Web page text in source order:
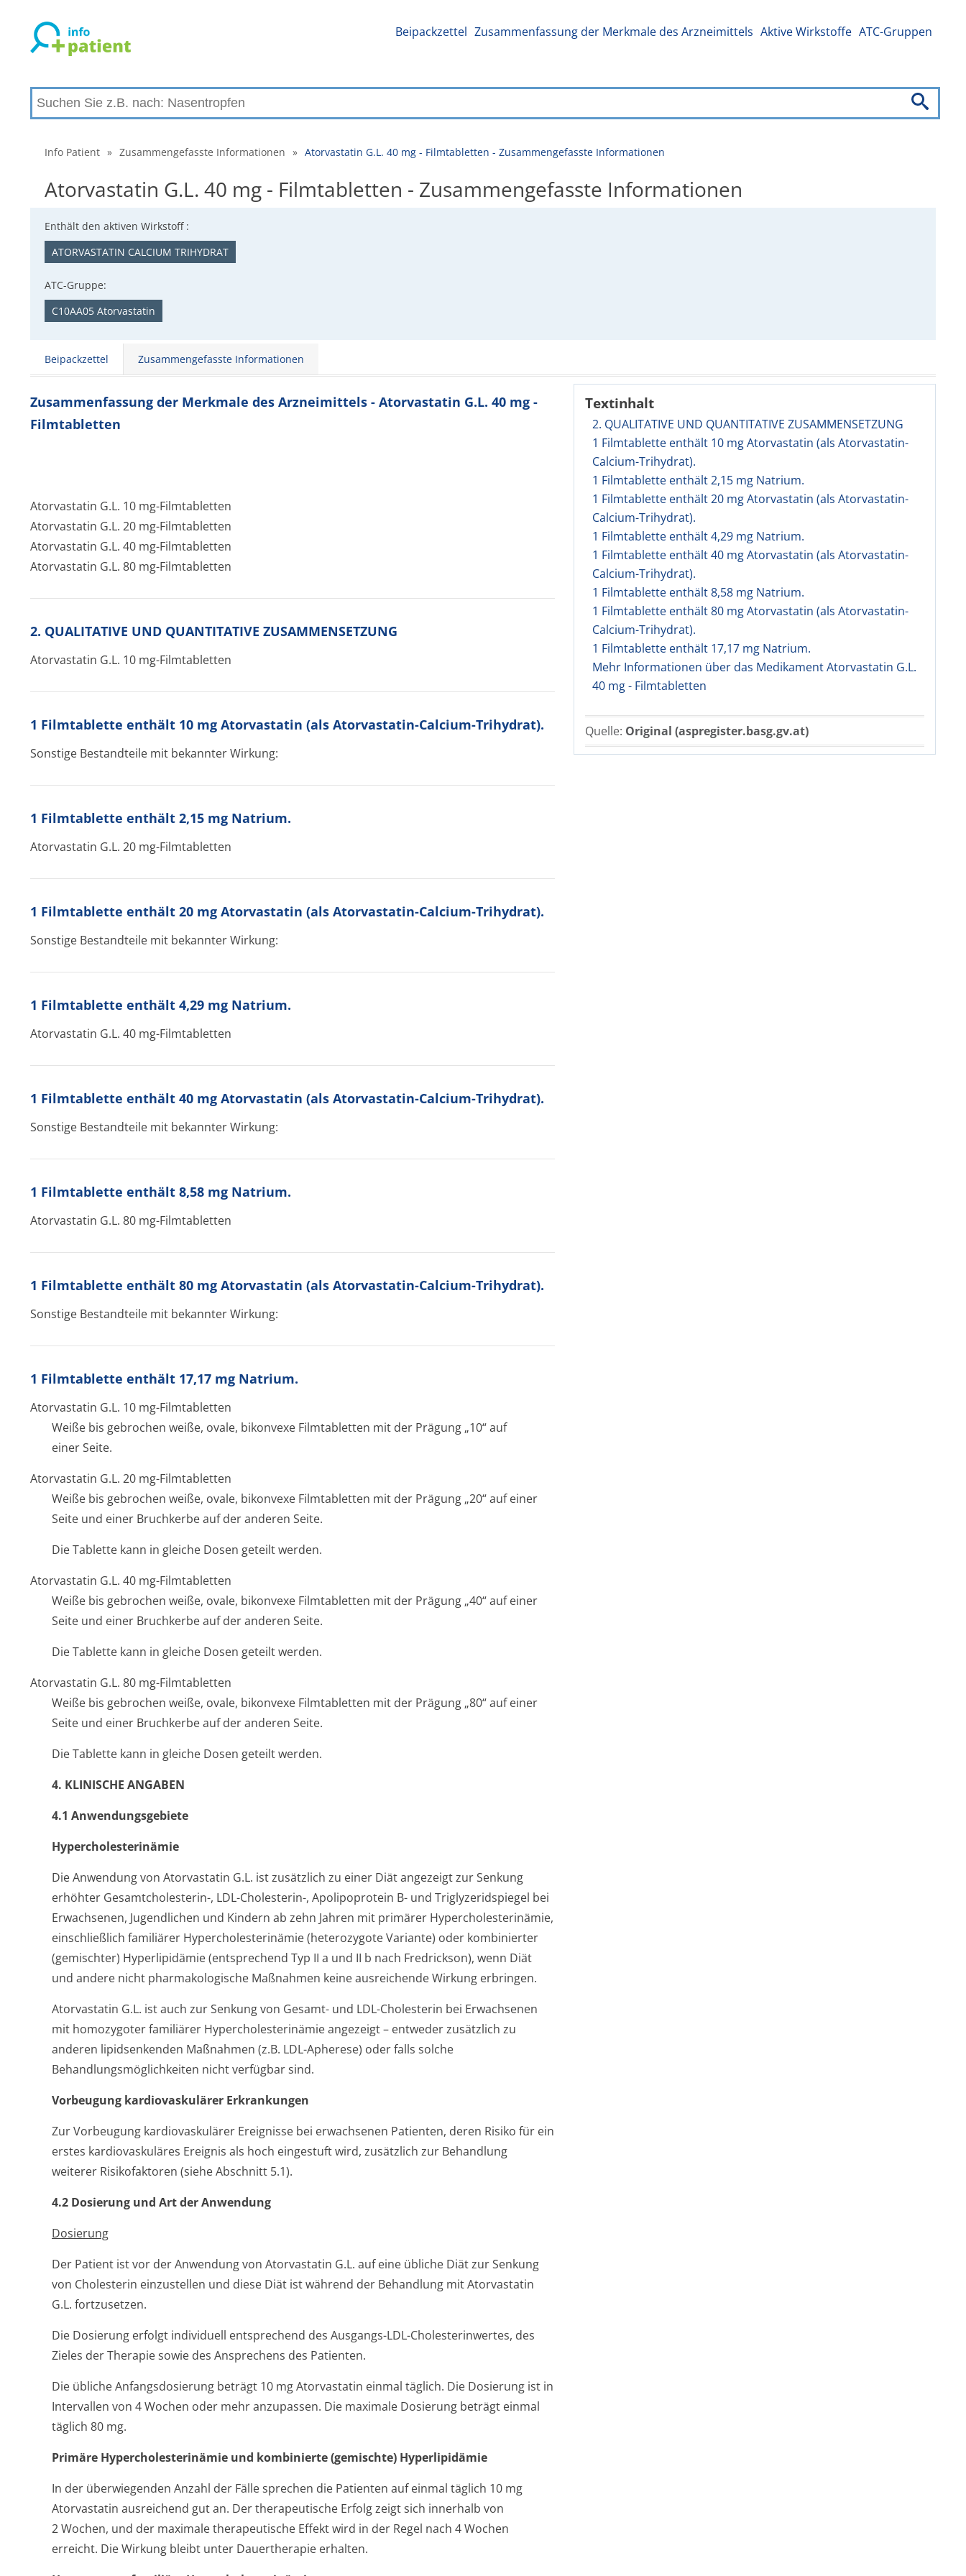
Beipackzettel Zusammenfassung der Merkmale des Arzneimittels Aktive Wirkstoffe ATC-Gruppen
Info Patient » Zusammengefasste Informationen » Atorvastatin G.L. 40 mg - Filmtabletten - Zusammengefasste Informationen
Atorvastatin G.L. 40 mg - Filmtabletten - Zusammengefasste Informationen
Enthält den aktiven Wirkstoff :
ATORVASTATIN CALCIUM TRIHYDRAT
ATC-Gruppe:
C10AA05 Atorvastatin
Beipackzettel Zusammengefasste Informationen
Textinhalt
2. QUALITATIVE UND QUANTITATIVE ZUSAMMENSETZUNG
1 Filmtablette enthält 10 mg Atorvastatin (als Atorvastatin-
Calcium-Trihydrat).
1 Filmtablette enthält 2,15 mg Natrium.
1 Filmtablette enthält 20 mg Atorvastatin (als Atorvastatin-
Calcium-Trihydrat).
1 Filmtablette enthält 4,29 mg Natrium.
1 Filmtablette enthält 40 mg Atorvastatin (als Atorvastatin-
Calcium-Trihydrat).
1 Filmtablette enthält 8,58 mg Natrium.
1 Filmtablette enthält 80 mg Atorvastatin (als Atorvastatin-
Calcium-Trihydrat).
1 Filmtablette enthält 17,17 mg Natrium.
Mehr Informationen über das Medikament Atorvastatin G.L.
40 mg - Filmtabletten
Quelle: Original (aspregister.basg.gv.at)
Zusammenfassung der Merkmale des Arzneimittels - Atorvastatin G.L. 40 mg -
Filmtabletten
Atorvastatin G.L. 10 mg-Filmtabletten
Atorvastatin G.L. 20 mg-Filmtabletten
Atorvastatin G.L. 40 mg-Filmtabletten
Atorvastatin G.L. 80 mg-Filmtabletten
2. QUALITATIVE UND QUANTITATIVE ZUSAMMENSETZUNG
Atorvastatin G.L. 10 mg-Filmtabletten
1 Filmtablette enthält 10 mg Atorvastatin (als Atorvastatin-Calcium-Trihydrat).
Sonstige Bestandteile mit bekannter Wirkung:
1 Filmtablette enthält 2,15 mg Natrium.
Atorvastatin G.L. 20 mg-Filmtabletten
1 Filmtablette enthält 20 mg Atorvastatin (als Atorvastatin-Calcium-Trihydrat).
Sonstige Bestandteile mit bekannter Wirkung:
1 Filmtablette enthält 4,29 mg Natrium.
Atorvastatin G.L. 40 mg-Filmtabletten
1 Filmtablette enthält 40 mg Atorvastatin (als Atorvastatin-Calcium-Trihydrat).
Sonstige Bestandteile mit bekannter Wirkung:
1 Filmtablette enthält 8,58 mg Natrium.
Atorvastatin G.L. 80 mg-Filmtabletten
1 Filmtablette enthält 80 mg Atorvastatin (als Atorvastatin-Calcium-Trihydrat).
Sonstige Bestandteile mit bekannter Wirkung:
1 Filmtablette enthält 17,17 mg Natrium.
Atorvastatin G.L. 10 mg-Filmtabletten
Weiße bis gebrochen weiße, ovale, bikonvexe Filmtabletten mit der Prägung „10“ auf
einer Seite.
Atorvastatin G.L. 20 mg-Filmtabletten
Weiße bis gebrochen weiße, ovale, bikonvexe Filmtabletten mit der Prägung „20“ auf einer
Seite und einer Bruchkerbe auf der anderen Seite.
Die Tablette kann in gleiche Dosen geteilt werden.
Atorvastatin G.L. 40 mg-Filmtabletten
Weiße bis gebrochen weiße, ovale, bikonvexe Filmtabletten mit der Prägung „40“ auf einer
Seite und einer Bruchkerbe auf der anderen Seite.
Die Tablette kann in gleiche Dosen geteilt werden.
Atorvastatin G.L. 80 mg-Filmtabletten
Weiße bis gebrochen weiße, ovale, bikonvexe Filmtabletten mit der Prägung „80“ auf einer
Seite und einer Bruchkerbe auf der anderen Seite.
Die Tablette kann in gleiche Dosen geteilt werden.
4. KLINISCHE ANGABEN
4.1 Anwendungsge­biete
Hypercholeste­rinämie
Die Anwendung von Atorvastatin G.L. ist zusätzlich zu einer Diät angezeigt zur Senkung
erhöhter Gesamtcholesterin-, LDL-Cholesterin-, Apolipoprotein B- und Triglyzeridspiegel bei
Erwachsenen, Jugendlichen und Kindern ab zehn Jahren mit primärer Hypercholeste­rinämie,
einschließlich familiärer Hypercholeste­rinämie (heterozygote Variante) oder kombinierter
(gemischter) Hyperlipidämie (entsprechend Typ II a und II b nach Fredrickson), wenn Diät
und andere nicht pharmakologische Maßnahmen keine ausreichende Wirkung erbringen.
Atorvastatin G.L. ist auch zur Senkung von Gesamt- und LDL-Cholesterin bei Erwachsenen
mit homozygoter familiärer Hypercholeste­rinämie angezeigt – entweder zusätzlich zu
anderen lipidsenkenden Maßnahmen (z.B. LDL-Apherese) oder falls solche
Behandlungsmöglichke­iten nicht verfügbar sind.
Vorbeugung kardiovaskulärer Erkrankungen
Zur Vorbeugung kardiovaskulärer Ereignisse bei erwachsenen Patienten, deren Risiko für ein
erstes kardiovaskuläres Ereignis als hoch eingestuft wird, zusätzlich zur Behandlung
weiterer Risikofaktoren (siehe Abschnitt 5.1).
4.2 Dosierung und Art der Anwendung
Dosierung
Der Patient ist vor der Anwendung von Atorvastatin G.L. auf eine übliche Diät zur Senkung
von Cholesterin einzustellen und diese Diät ist während der Behandlung mit Atorvastatin
G.L. fortzusetzen.
Die Dosierung erfolgt individuell entsprechend des Ausgangs-LDL-Cholesterinwertes, des
Zieles der Therapie sowie des Ansprechens des Patienten.
Die übliche Anfangsdosierung beträgt 10 mg Atorvastatin einmal täglich. Die Dosierung ist in
Intervallen von 4 Wochen oder mehr anzupassen. Die maximale Dosierung beträgt einmal
täglich 80 mg.
Primäre Hypercholeste­rinämie und kombinierte (gemischte) Hyperlipidämie
In der überwiegenden Anzahl der Fälle sprechen die Patienten auf einmal täglich 10 mg
Atorvastatin ausreichend gut an. Der therapeutische Erfolg zeigt sich innerhalb von
2 Wochen, und der maximale therapeutische Effekt wird in der Regel nach 4 Wochen
erreicht. Die Wirkung bleibt unter Dauertherapie erhalten.